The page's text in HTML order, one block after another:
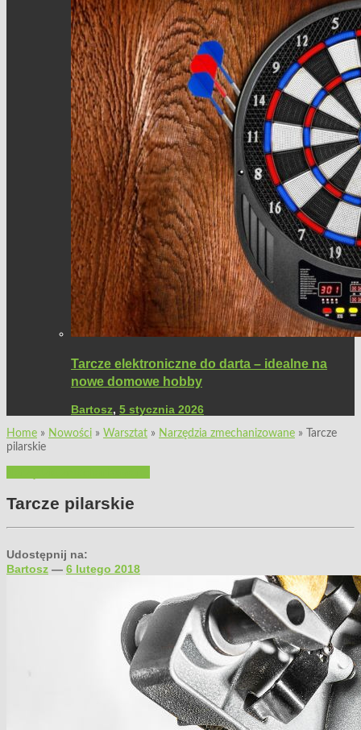
Tarcze elektroniczne do darta – idealne na
nowe domowe hobby
Bartosz, 5 stycznia 2026
Home » Nowości » Warsztat » Narzędzia zmechanizowane »
Tarcze
pilarskie
Tarcze pilarskie
Udostępnij na:
Bartosz — 6 lutego 2018